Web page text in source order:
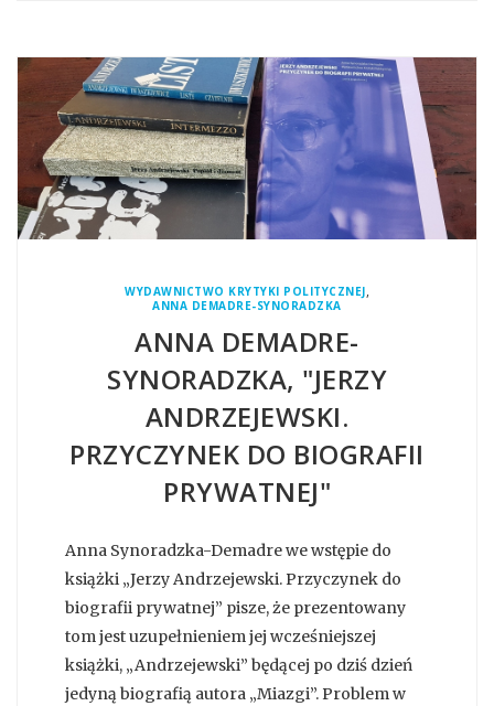
WYDAWNICTWO KRYTYKI POLITYCZNEJ,
ANNA DEMADRE-SYNORADZKA
ANNA DEMADRE-
SYNORADZKA, "JERZY
ANDRZEJEWSKI.
PRZYCZYNEK DO BIOGRAFII
PRYWATNEJ"
Anna Synoradzka-Demadre we wstępie do
książki „Jerzy Andrzejewski. Przyczynek do
biografii prywatnej” pisze, że prezentowany
tom jest uzupełnieniem jej wcześniejszej
książki, „Andrzejewski” będącej po dziś dzień
jedyną biografią autora „Miazgi”. Problem w